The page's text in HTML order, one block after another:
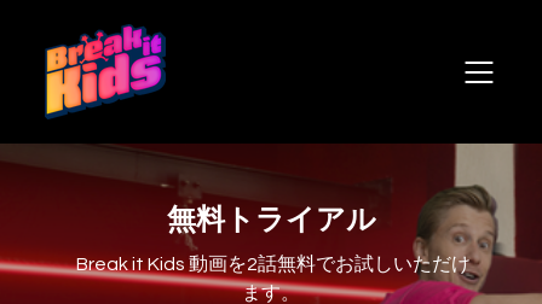
無料トライアル
Break it Kids 動画を2話無料でお試しいただけ
ます。